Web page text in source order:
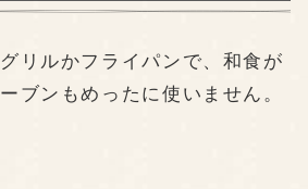
リルかフライパンで、和食が
ブンもめったに使いません。